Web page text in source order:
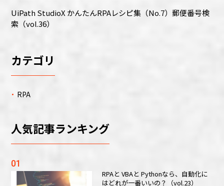
UiPath StudioX かんたんRPAレシピ集（No.7）郵便番号検
索（vol.36）
カテゴリ
RPA
人気記事ランキング
RPAと VBAと Pythonなら、自動化に
はどれが一番いいの？（vol.23）